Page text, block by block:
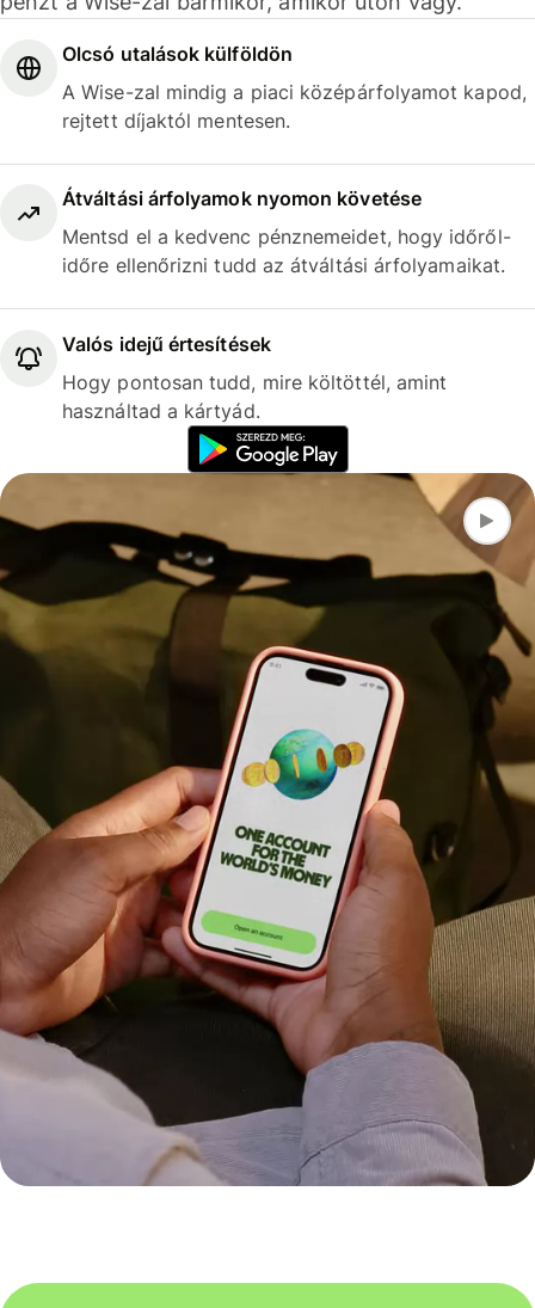
Olcsó utalások külföldön
A Wise-zal mindig a piaci középárfolyamot kapod,
rejtett díjaktól mentesen.
Átváltási árfolyamok nyomon követése
Mentsd el a kedvenc pénznemeidet, hogy időről-
időre ellenőrizni tudd az átváltási árfolyamaikat.
Valós idejű értesítések
Hogy pontosan tudd, mire költöttél, amint
használtad a kártyád.